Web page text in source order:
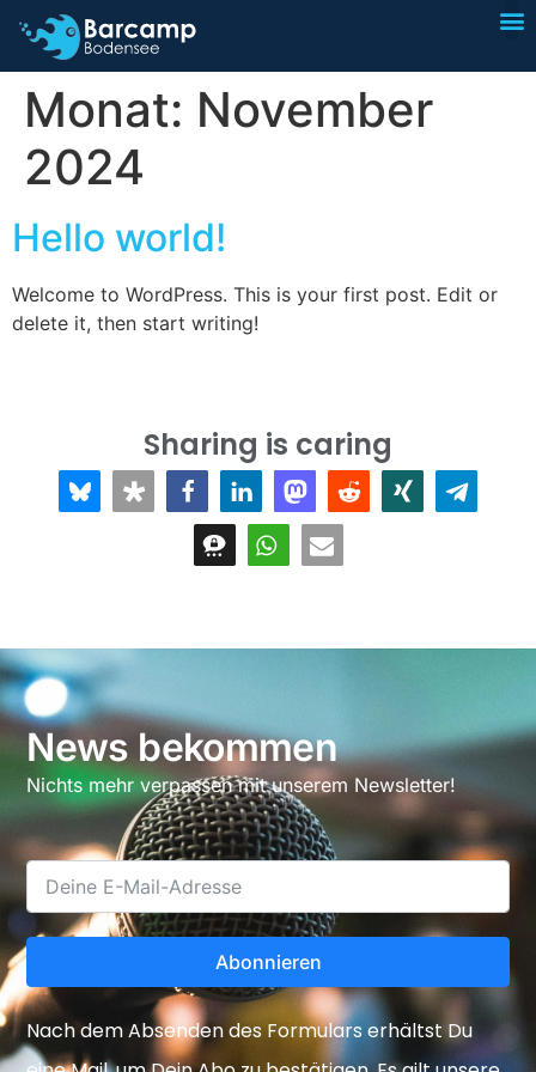
Monat: November
2024
Hello world!
Welcome to WordPress. This is your first post. Edit or
delete it, then start writing!
Sharing is caring
News bekommen
Nichts mehr verpassen mit unserem Newsletter!
Abonnieren
Nach dem Absenden des Formulars erhältst Du